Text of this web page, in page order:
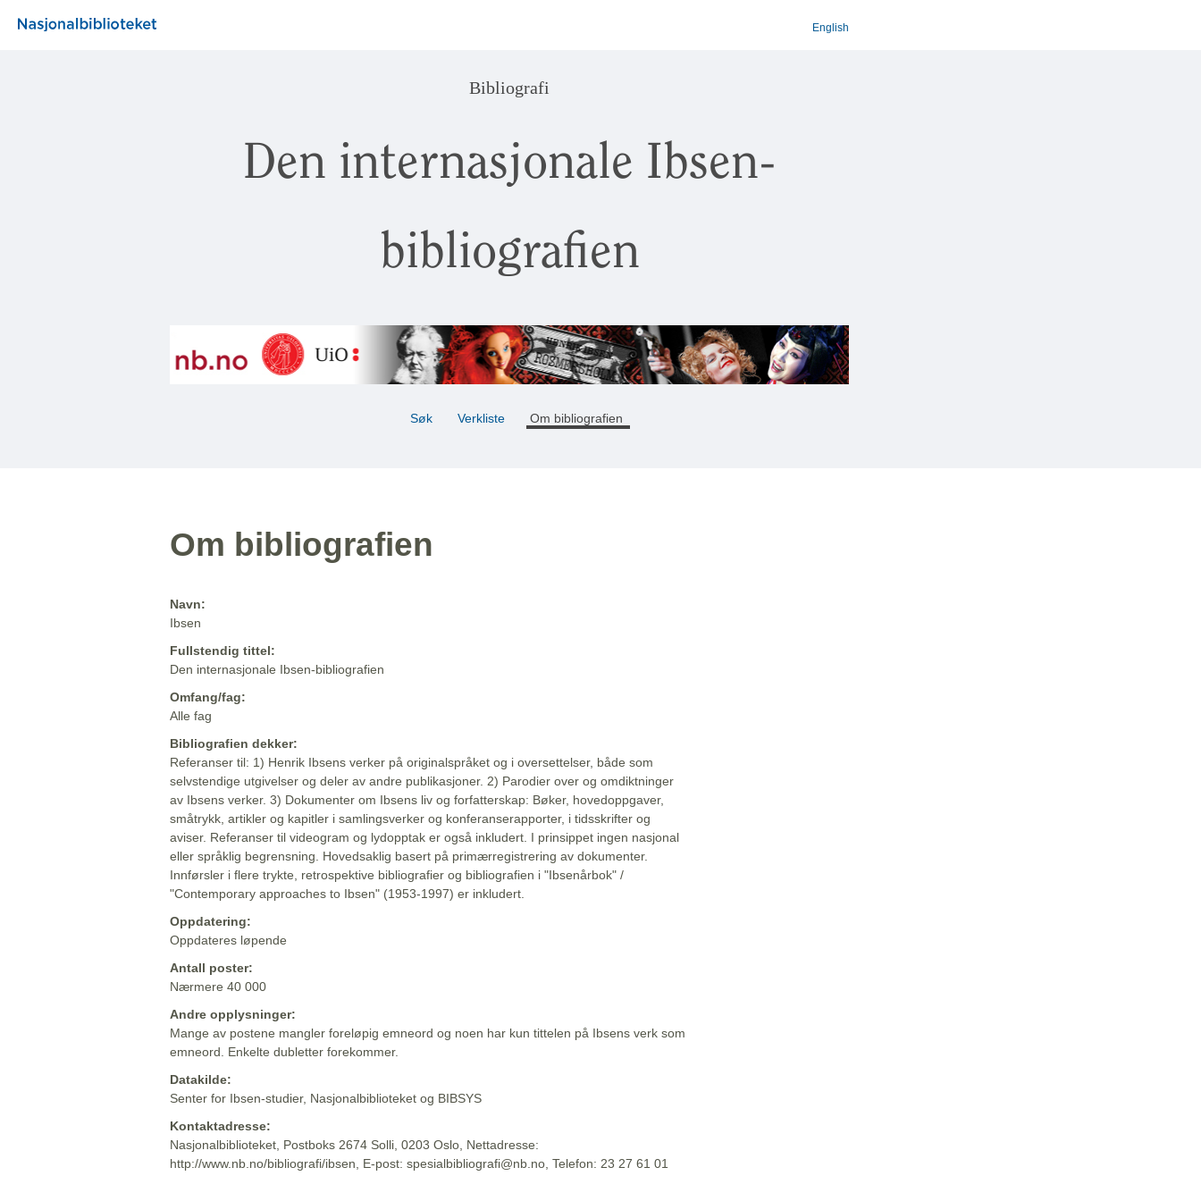
English
Bibliografi
Den internasjonale Ibsen-
bibliografien
Søk Verkliste Om bibliografien
Om bibliografien
Navn:
Ibsen
Fullstendig tittel:
Den internasjonale Ibsen-bibliografien
Omfang/fag:
Alle fag
Bibliografien dekker:
Referanser til: 1) Henrik Ibsens verker på originalspråket og i oversettelser, både som
selvstendige utgivelser og deler av andre publikasjoner. 2) Parodier over og omdiktninger
av Ibsens verker. 3) Dokumenter om Ibsens liv og forfatterskap: Bøker, hovedoppgaver,
småtrykk, artikler og kapitler i samlingsverker og konferanserapporter, i tidsskrifter og
aviser. Referanser til videogram og lydopptak er også inkludert. I prinsippet ingen nasjonal
eller språklig begrensning. Hovedsaklig basert på primærregistrering av dokumenter.
Innførsler i flere trykte, retrospektive bibliografier og bibliografien i "Ibsenårbok" /
"Contemporary approaches to Ibsen" (1953-1997) er inkludert.
Oppdatering:
Oppdateres løpende
Antall poster:
Nærmere 40 000
Andre opplysninger:
Mange av postene mangler foreløpig emneord og noen har kun tittelen på Ibsens verk som
emneord. Enkelte dubletter forekommer.
Datakilde:
Senter for Ibsen-studier, Nasjonalbiblioteket og BIBSYS
Kontaktadresse:
Nasjonalbiblioteket, Postboks 2674 Solli, 0203 Oslo, Nettadresse:
http://www.nb.no/bibliografi/ibsen, E-post: spesialbibliografi@nb.no, Telefon: 23 27 61 01